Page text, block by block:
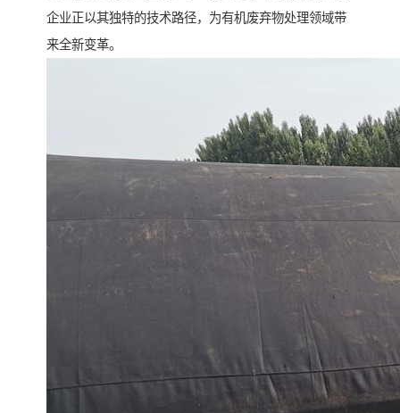
企业正以其独特的技术路径，为有机废弃物处理领域带
来全新变革。